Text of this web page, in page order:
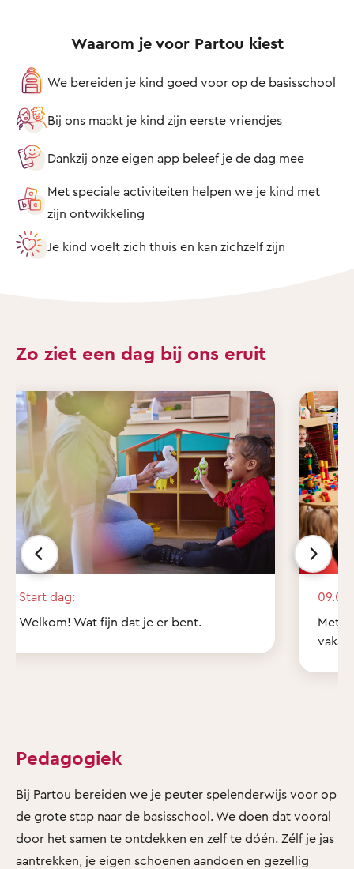
Waarom je voor Partou kiest
We bereiden je kind goed voor op de basisschool
Bij ons maakt je kind zijn eerste vriendjes
Dankzij onze eigen app beleef je de dag mee
Met speciale activiteiten helpen we je kind met
zijn ontwikkeling
Je kind voelt zich thuis en kan zichzelf zijn
Zo ziet een dag bij ons eruit
Start dag:
Welkom! Wat fijn dat je er bent.
09.00
Met
Pedagogiek
Bij Partou bereiden we je peuter spelenderwijs voor op
de grote stap naar de basisschool. We doen dat vooral
door het samen te ontdekken en zelf te dóén. Zélf je jas
aantrekken, je eigen schoenen aandoen en gezellig